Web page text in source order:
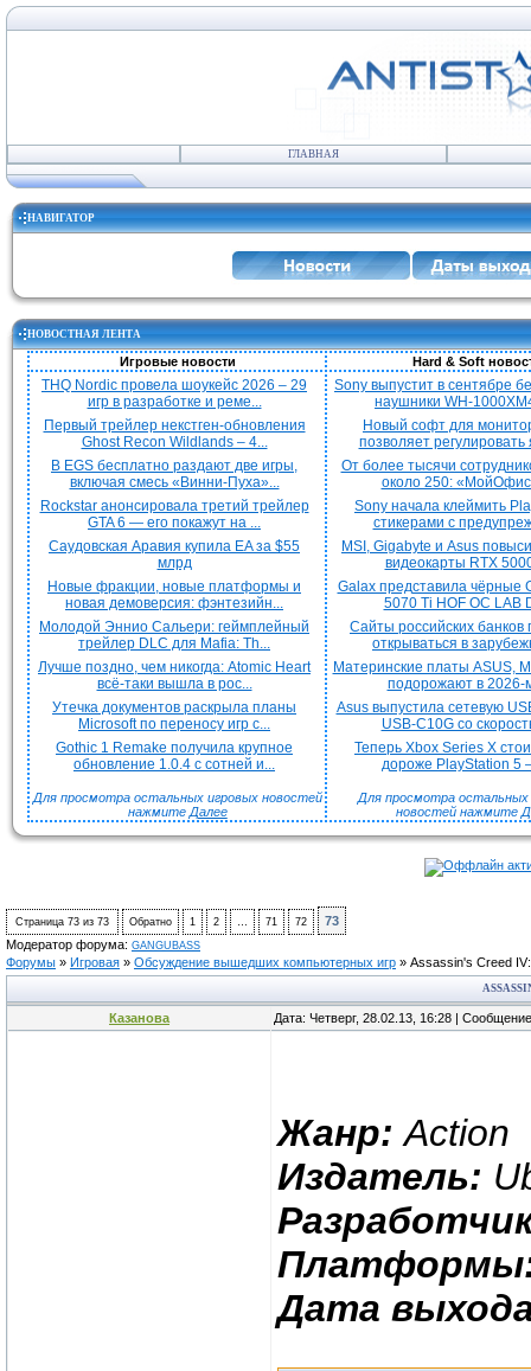
ГЛАВНАЯ
НАВИГАТОР
НОВОСТНАЯ ЛЕНТА
Игровые новости Hard & Soft
THQ Nordic провела шоукейс 2026 – 29
игр в разработке и реме...
Первый трейлер некстген-обновления
Ghost Recon Wildlands – 4...
В EGS бесплатно раздают две игры,
включая смесь «Винни-Пуха»...
Rockstar анонсировала третий трейлер
GTA 6 — его покажут на ...
Саудовская Аравия купила EA за $55
млрд
Новые фракции, новые платформы и
новая демоверсия: фэнтезийн...
Молодой Эннио Сальери: геймплейный
трейлер DLC для Mafia: Th...
Лучше поздно, чем никогда: Atomic Heart
всё-таки вышла в рос...
Утечка документов раскрыла планы
Microsoft по переносу игр с...
Gothic 1 Remake получила крупное
обновление 1.0.4 с сотней и...
Для просмотра остальных игровых новостей
нажмите Далее
Sony выпустит в сентябре
наушники WH-
Новый софт для
позволяет регулировать
От более тысячи
около 250:
Sony начала клеймить
стикерами с
MSI, Gigabyte и Asus
видеокарты RTX
Galax представила чёрные
5070 Ti HOF OC LAB
Сайты российских банков
открываться в
Материнские платы ASUS,
подорожают в
Asus выпустила сетевую
USB-C10G со
Теперь Xbox Series X
дороже PlayStation 5
Для просмотра остальных
новостей нажмите
Страница 73 из 73 Обратно 1 2 … 71 72
73
Модератор форума: GANGUBASS
Форумы » Игровая » Обсуждение вышедших компьютерных игр » Assassin's Creed
Казанова Дата: Четверг, 28.02.13, 16:28 |
Жанр: Action
Издатель:
Дата